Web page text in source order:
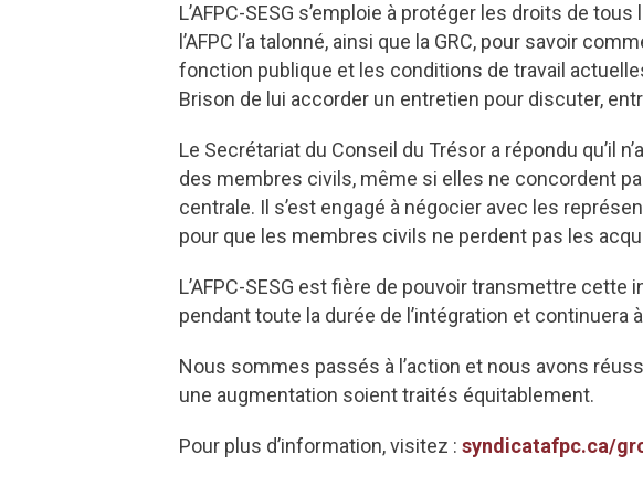
L’AFPC-SESG s’emploie à protéger les droits de
l’AFPC l’a talonné, ainsi que la GRC, pour savoir
fonction publique et les conditions de travail
Brison de lui accorder un entretien pour discuter,
Le Secrétariat du Conseil du Trésor a répondu qu’il
des membres civils, même si elles ne concordent
centrale. Il s’est engagé à négocier avec les
pour que les membres civils ne perdent pas les
L’AFPC-SESG est fière de pouvoir transmettre
pendant toute la durée de l’intégration et continuera
Nous sommes passés à l’action et nous avons
une augmentation soient traités équitablement.
Pour plus d’information, visitez : syndicatafpc.ca/